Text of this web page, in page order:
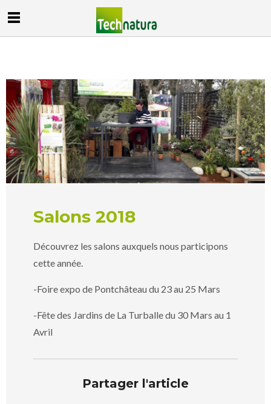
Salons 2018
Découvrez les salons auxquels nous participons
cette année.
-Foire expo de Pontchâteau du 23 au 25 Mars
-Fête des Jardins de La Turballe du 30 Mars au 1
Avril
Partager l'article